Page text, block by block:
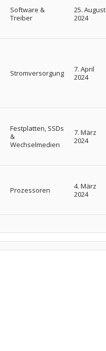
Software &
Treiber
25. August
2024
Stromversorgung
7. April
2024
Festplatten, SSDs
&
Wechselmedien
7. März
2024
Prozessoren
4. März
2024